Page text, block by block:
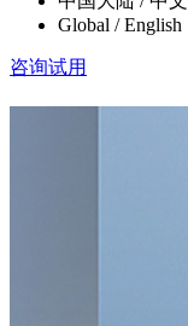
Global / English
咨询试用